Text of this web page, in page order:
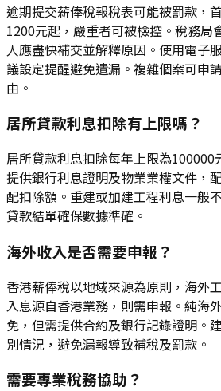
逾期提交薪俸稅報稅表可能被罰款，
1200元起，嚴重者可被檢控。稅務局
人應盡快補交並解釋原因。使用電子
議設定提醒避免遺漏。複雜個案可申
由。
居所貸款利息扣除有上限嗎？
居所貸款利息扣除每年上限為100000
提供銀行利息證明及物業業權文件，
配扣除額。重建或加建工程利息一般
貸款結單確保數據準確。
海外收入是否需要申報？
香港薪俸稅以地域來源為原則，海外
入息源自香港業務，則需申報。純海
免，但需提供合約及銀行記錄證明。
別情況，避免漏報導致補稅及罰款。
需要專業稅務協助？